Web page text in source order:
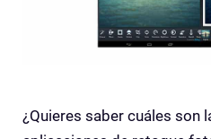
¿Quieres saber cuáles son